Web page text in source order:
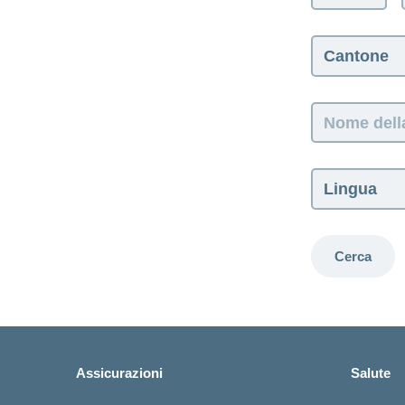
Cantone:
Nome
della/del
consulente:
Lingua:
Cerca
Assicurazioni Salute